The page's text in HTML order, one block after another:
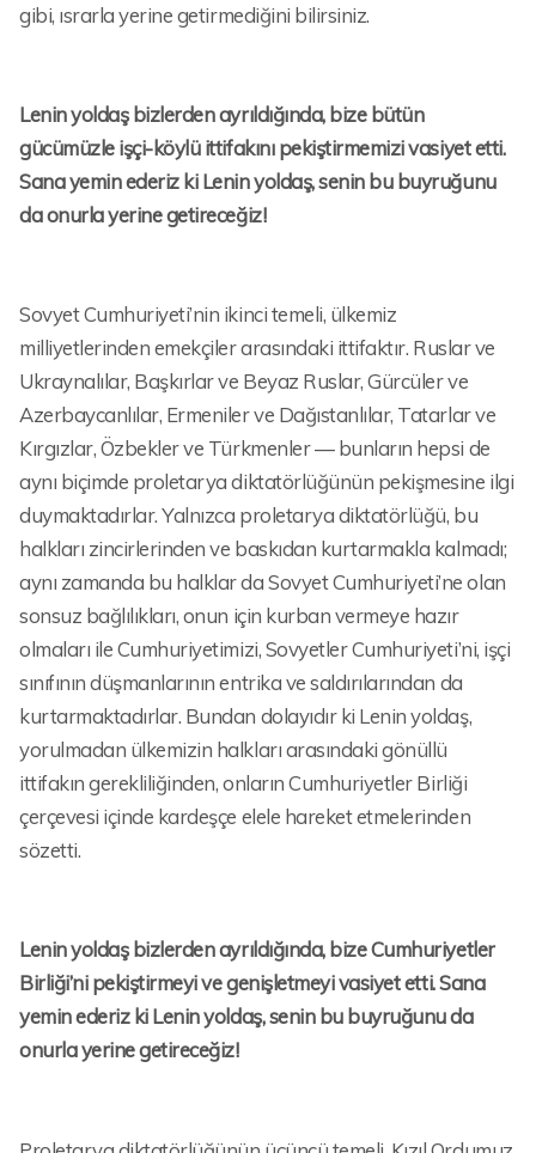
gibi, ısrarla yerine getirmediğini bilirsiniz.
Lenin yoldaş bizlerden ayrıldığında, bize bütün
gücümüzle işçi-köylü ittifakını pekiştirmemizi vasiyet etti.
Sana yemin ederiz ki Lenin yoldaş, senin bu buyruğunu
da onurla yerine getireceğiz!
Sovyet Cumhuriyeti’nin ikinci temeli, ülkemiz
milliyetlerinden emekçiler arasındaki ittifaktır. Ruslar ve
Ukraynalılar, Başkırlar ve Beyaz Ruslar, Gürcüler ve
Azerbaycanlılar, Ermeniler ve Dağıstanlılar, Tatarlar ve
Kırgızlar, Özbekler ve Türkmenler — bunların hepsi de
aynı biçimde proletarya diktatörlüğünün pekişmesine ilgi
duymaktadırlar. Yalnızca proletarya diktatörlüğü, bu
halkları zincirlerinden ve baskıdan kurtarmakla kalmadı;
aynı zamanda bu halklar da Sovyet Cumhuriyeti’ne olan
sonsuz bağlılıkları, onun için kurban vermeye hazır
olmaları ile Cumhuriyetimizi, Sovyetler Cumhuriyeti’ni, işçi
sınıfının düşmanlarının entrika ve saldırılarından da
kurtarmaktadırlar. Bundan dolayıdır ki Lenin yoldaş,
yorulmadan ülkemizin halkları arasındaki gönüllü
ittifakın gerekliliğinden, onların Cumhuriyetler Birliği
çerçevesi içinde kardeşçe elele hareket etmelerinden
sözetti.
Lenin yoldaş bizlerden ayrıldığında, bize Cumhuriyetler
Birliği’ni pekiştirmeyi ve genişletmeyi vasiyet etti. Sana
yemin ederiz ki Lenin yoldaş, senin bu buyruğunu da
onurla yerine getireceğiz!